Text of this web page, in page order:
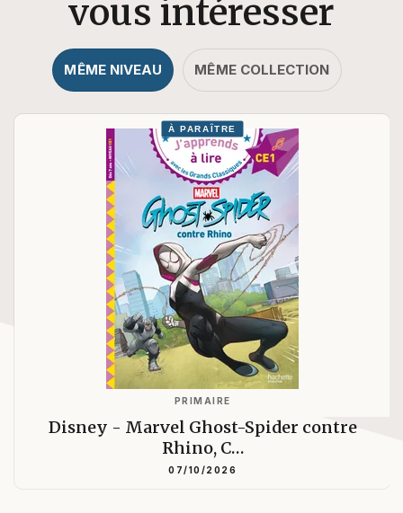
vous intéresser
MÊME NIVEAU MÊME COLLECTION
À PARAÎTRE
PRIMAIRE
Disney - Marvel Ghost-Spider contre
Rhino, C…
07/10/2026